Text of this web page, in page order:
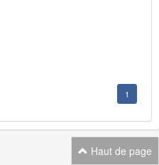
1
Haut de page